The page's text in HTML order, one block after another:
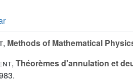
, Methods of Mathematical
, Théorèmes d'annulation et